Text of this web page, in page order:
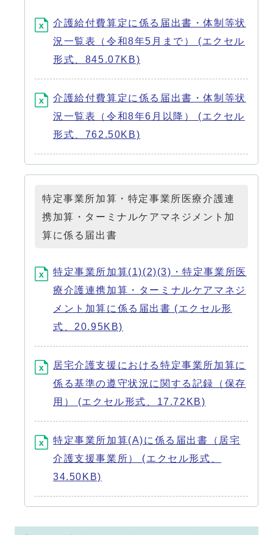
介護給付費算定に係る届出書・体制等状
況一覧表（令和8年5月まで） (エクセル
形式、845.07KB)
介護給付費算定に係る届出書・体制等状
況一覧表（令和8年6月以降） (エクセル
形式、762.50KB)
特定事業所加算・特定事業所医療介護連
携加算・ターミナルケアマネジメント加
算に係る届出書
特定事業所加算(1)(2)(3)・特定事業所医
療介護連携加算・ターミナルケアマネジ
メント加算に係る届出書 (エクセル形
式、20.95KB)
居宅介護支援における特定事業所加算に
係る基準の遵守状況に関する記録（保存
用） (エクセル形式、17.72KB)
特定事業所加算(A)に係る届出書（居宅
介護支援事業所） (エクセル形式、
34.50KB)